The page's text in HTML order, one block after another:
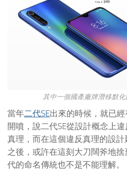
其中一個國產廠牌潛移默化
當年二代SE出來的時候，就已
開噴，說二代SE從設計概念上
真理，而在這個違反真理的設
之後，或許在這刻大刀闊斧地
代的命名傳統也不是不能理解。